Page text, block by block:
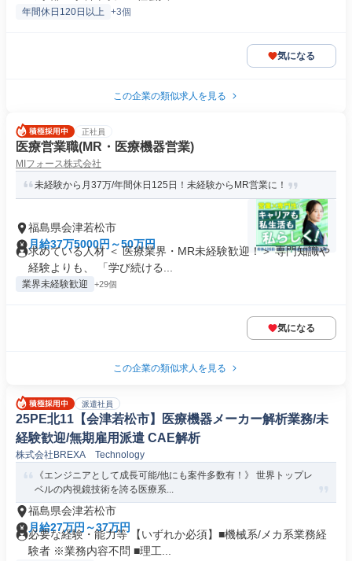
年間休日120日以上 +3個
気になる
この企業の類似求人を見る
正社員
医療営業職(MR・医療機器営業)
MIフォース株式会社
未経験から月37万/年間休日125日！未経験からMR営業に！
福島県会津若松市
月給37万5000円～50万円
求めている人材 ＜ 医療業界・MR未経験歓迎！＞ 専門知識や
経験よりも、 「学び続ける...
業界未経験歓迎 +29個
気になる
この企業の類似求人を見る
派遣社員
25PE北11【会津若松市】医療機器メーカー解析業務/未
経験歓迎/無期雇用派遣 CAE解析
株式会社BREXA Technology
《エンジニアとして成長可能/他にも案件多数有！》 世界トップレ
ベルの内視鏡技術を誇る医療系...
福島県会津若松市
月給27万円～37万円
必要な経験・能力等 【いずれか必須】■機械系/メカ系業務経
験者 ※業務内容不問 ■理工...